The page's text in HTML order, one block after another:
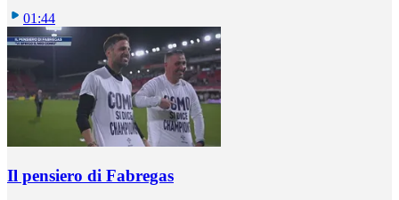
01:44
Il pensiero di Fabregas